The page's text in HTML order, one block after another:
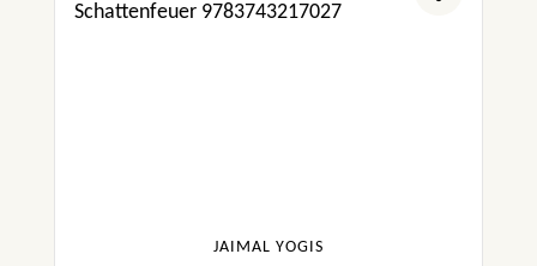
JAIMAL YOGIS